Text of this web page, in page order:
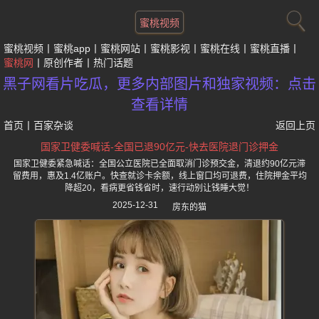
蜜桃视频
蜜桃视频 蜜桃app 蜜桃网站 蜜桃影视 蜜桃在线
蜜桃直播
蜜桃网
原创作者 热门话题
黑子网看片吃瓜，更多内部图片和独家视频：点击
查看详情
首页 百家杂谈
返回上页
国家卫健委喊话-全国已退90亿元-快去医院退门诊押金
国家卫健委紧急喊话：全国公立医院已全面取消门诊预交金，清退约90亿元滞
留费用，惠及1.4亿账户。快查就诊卡余额，线上窗口均可退费，住院押金平均
降超20，看病更省钱省时，速行动别让钱睡大觉！
2025-12-31
房东的猫